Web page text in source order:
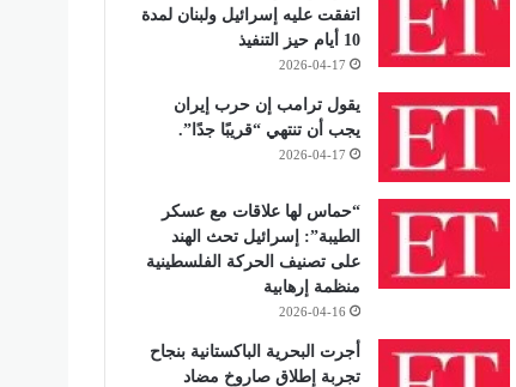
اتفقت عليه إسرائيل ولبنان لمدة
10 أيام حيز التنفيذ
2026-04-17
يقول ترامب إن حرب إيران
يجب أن تنتهي “قريبًا جدًا”.
2026-04-17
“حماس لها علاقات مع عسكر
الطيبة”: إسرائيل تحث الهند
على تصنيف الحركة الفلسطينية
منظمة إرهابية
2026-04-16
أجرت البحرية الباكستانية بنجاح
تجربة إطلاق صاروخ مضاد